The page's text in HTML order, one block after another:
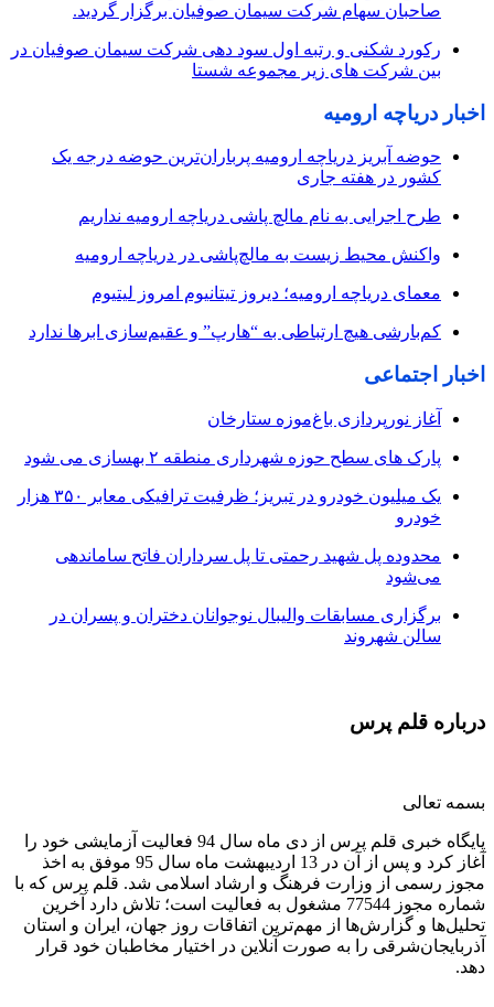
صاحبان سهام شرکت سیمان صوفیان برگزار گردید.
رکورد شکنی و رتبه اول سود دهی شرکت سیمان صوفیان در
بین شرکت های زیر مجموعه شستا
اخبار دریاچه ارومیه
حوضه آبریز دریاچه ارومیه پرباران‌ترین حوضه‌ درجه یک
کشور در هفته جاری
طرح اجرایی به نام مالچ پاشی دریاچه ارومیه نداریم
واکنش محیط زیست به مالچ‌پاشی در دریاچه ارومیه
معمای دریاچه ارومیه؛ دیروز تیتانیوم امروز لیتیوم
کم‌بارشی هیچ ارتباطی به “هارپ” و عقیم‌سازی ابرها ندارد
اخبار اجتماعی
آغاز نورپردازی باغ‌موزه ستارخان
پارک های سطح حوزه شهرداری منطقه ۲ بهسازی می شود
یک میلیون خودرو در تبریز؛ ظرفیت ترافیکی معابر ۳۵۰ هزار
خودرو
محدوده پل شهید رحمتی تا پل سرداران فاتح ساماندهی
می‌شود
برگزاری مسابقات والیبال نوجوانان دختران و پسران در
سالن شهروند
درباره قلم پرس
بسمه تعالی
پایگاه خبری قلم پرس از دی ماه سال 94 فعالیت آزمایشی خود را
آغاز کرد و پس از آن در 13 اردیبهشت ماه سال 95 موفق به اخذ
مجوز رسمی از وزارت فرهنگ و ارشاد اسلامی شد. قلم پرس که با
شماره مجوز 77544 مشغول به فعالیت است؛ تلاش دارد آخرین
تحلیل‌ها و گزارش‌ها از مهم‌ترین اتفاقات روز جهان، ایران و استان
آذربایجان‌شرقی را به صورت آنلاین در اختیار مخاطبان خود قرار
دهد.